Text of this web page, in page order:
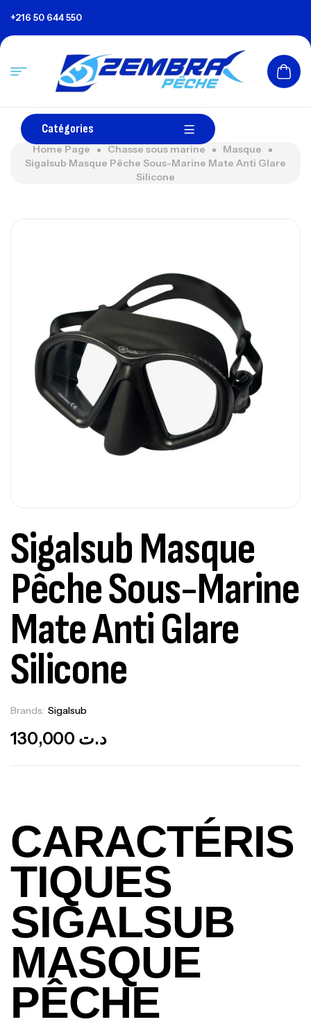
+216 50 644 550
Catégories
Home Page Chasse sous marine
Masque
Sigalsub Masque Pêche Sous-Marine Mate Anti Glare
Silicone
Sigalsub Masque
Pêche Sous-Marine
Mate Anti Glare
Silicone
Brands: Sigalsub
د.ت
CARACTÉRIS
TIQUES
SIGALSUB
MASQUE
PÊCHE